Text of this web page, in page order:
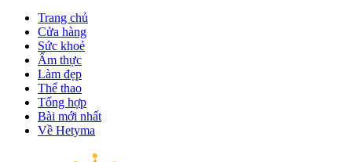
Trang chủ
Cửa hàng
Sức khoẻ
Ẩm thực
Làm đẹp
Thể thao
Tổng hợp
Bài mới nhất
Về Hetyma